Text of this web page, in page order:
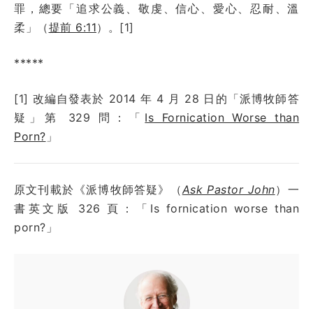
罪，總要「追求公義、敬虔、信心、愛心、忍耐、溫
柔」（提前 6:11）。[1]
*****
[1] 改編自發表於 2014 年 4 月 28 日 的「派博牧師答
疑」第 329 問： 「 Is Fornication Worse than
Porn? 」
原文刊載於《派博牧師答疑》（Ask Pastor John）一
書英文版 326 頁：「Is fornication worse than
porn?」